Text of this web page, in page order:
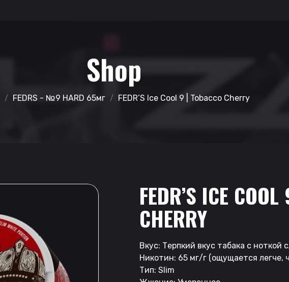
Shop
FEDRS - №9 HARD 65мг FEDR’S Ice Cool 9 | Tobacco Cherry
FEDR’S ICE
CHERRY
Вкус: Терпкий вкус табака с ноткой
Никотин: 65 мг/г (ощущается легче,
Тип: Slim